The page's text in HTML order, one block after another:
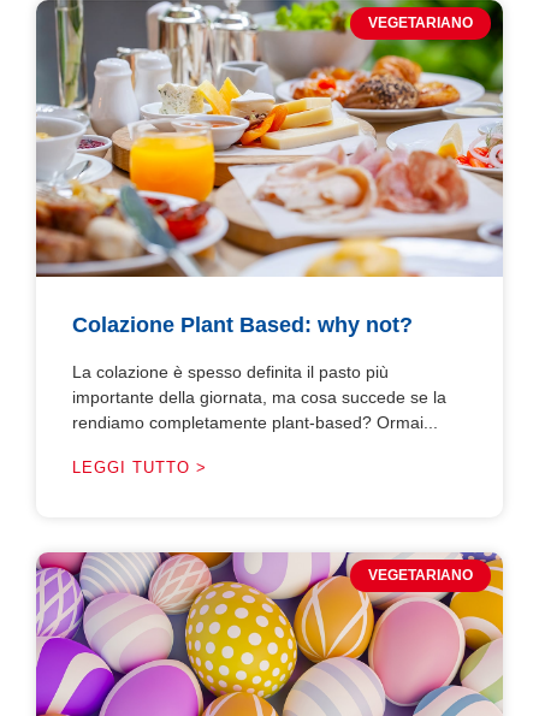
VEGETARIANO
Colazione Plant Based: why not?
La colazione è spesso definita il pasto più
importante della giornata, ma cosa succede se la
rendiamo completamente plant-based? Ormai...
LEGGI TUTTO >
VEGETARIANO